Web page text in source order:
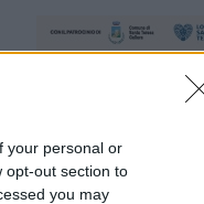
your personal or
opt-out section to
you may